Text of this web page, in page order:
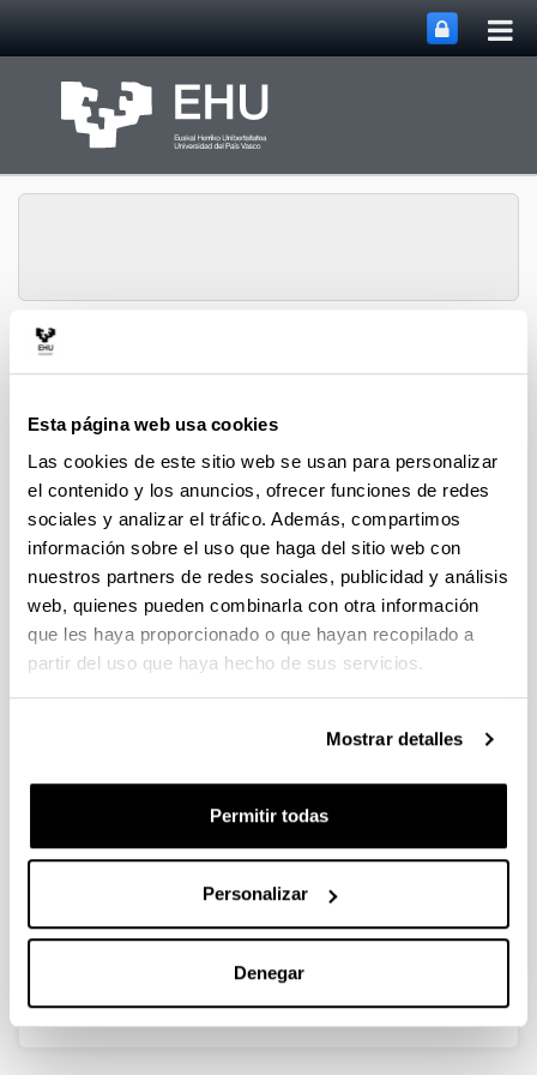
Esta página web usa cookies
Las cookies de este sitio web se usan para personalizar
el contenido y los anuncios, ofrecer funciones de redes
sociales y analizar el tráfico. Además, compartimos
información sobre el uso que haga del sitio web con
nuestros partners de redes sociales, publicidad y análisis
web, quienes pueden combinarla con otra información
que les haya proporcionado o que hayan recopilado a
partir del uso que haya hecho de sus servicios.
Mostrar detalles
Permitir todas
Personalizar
Denegar
Historia Urbana.
Capítulos de libro
Una mirada al pasado para
comprender
Autoría:
Serrano Abad, Susana y Beascoechea Gangoiti, José
2010
Ghost in Armour. Nájera, J. y Wright, M. (eds.)
Descripción:
Bilbao, Fundación Bilbao Arte Fundazioa